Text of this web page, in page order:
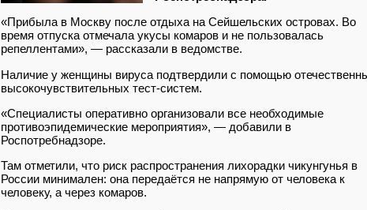
«Прибыла в Москву после отдыха на Сейшельских островах. Во
время отпуска отмечала укусы комаров и не пользовалась
репеллентами», — рассказали в ведомстве.
Наличие у женщины вируса подтвердили с помощью
высокочувствительных тест‑систем.
«Специалисты оперативно организовали все необходимые
противоэпидемические мероприятия», — добавили в
Роспотребнадзоре.
Там отметили, что риск распространения лихорадки чикунгунья в
России минимален: она передаётся не напрямую от человека к
человеку, а через комаров.